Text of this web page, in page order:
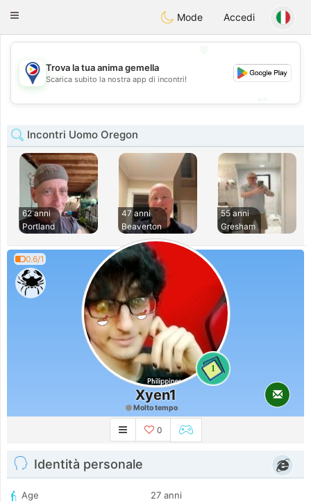
PhilippinesChat
Toggle
Mode Accedi
💖
💕
Trova la tua anima gemella
Scarica subito la nostra app di incontri!
Incontri Uomo Oregon
62 anni
Portland
47 anni
Beaverton
55 anni
Gresham
0.6/1
1
Xyen1
Molto tempo
0
Identità personale
Age
27 anni